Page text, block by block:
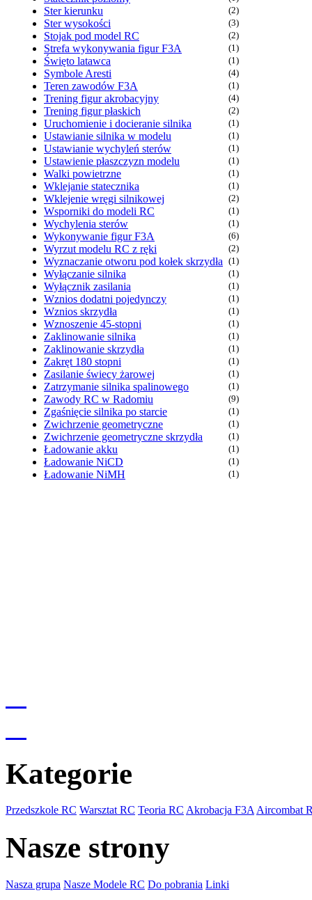
Ster kierunku (2)
Ster wysokości (3)
Stojak pod model RC (2)
Strefa wykonywania figur F3A (1)
Święto latawca (1)
Symbole Aresti (4)
Teren zawodów F3A (1)
Trening figur akrobacyjny (4)
Trening figur płaskich (2)
Uruchomienie i docieranie silnika (1)
Ustawianie silnika w modelu (1)
Ustawianie wychyleń sterów (1)
Ustawienie płaszczyzn modelu (1)
Walki powietrzne (1)
Wklejanie statecznika (1)
Wklejenie wręgi silnikowej (2)
Wsporniki do modeli RC (1)
Wychylenia sterów (1)
Wykonywanie figur F3A (6)
Wyrzut modelu RC z ręki (2)
Wyznaczanie otworu pod kołek skrzydła (1)
Wyłączanie silnika (1)
Wyłącznik zasilania (1)
Wznios dodatni pojedynczy (1)
Wznios skrzydła (1)
Wznoszenie 45-stopni (1)
Zaklinowanie silnika (1)
Zaklinowanie skrzydła (1)
Zakręt 180 stopni (1)
Zasilanie świecy żarowej (1)
Zatrzymanie silnika spalinowego (1)
Zawody RC w Radomiu (9)
Zgaśnięcie silnika po starcie (1)
Zwichrzenie geometryczne (1)
Zwichrzenie geometryczne skrzydła (1)
Ładowanie akku (1)
Ładowanie NiCD (1)
Ładowanie NiMH (1)
Kategorie
Przedszkole RC Warsztat RC Teoria RC Akrobacja F3AAircombat
Nasze strony
Nasza grupa Nasze Modele RC Do pobrania Linki